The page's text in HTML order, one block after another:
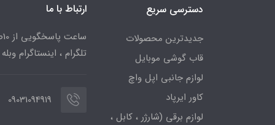
دسترسی سریع
جدیدترین محصولات
قاب گوشی موبایل
لوازم جانبی اپل واچ
کاور ایرپاد
لوازم برقی (شارژر ، کابل ،
ارتباط با ما
تلگرام ، اینستاگرام وبله
09031094919